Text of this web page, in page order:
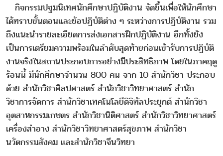
กิจกรรมปฐมนิเทศนักศึกษาปฏิบัติงาน จัดขึ้นเพื่อให้นักศึกษา
ได้ทราบขั้นตอนและข้อปฏิบัติต่าง ๆ ระหว่างการปฏิบัติงาน รวม
ถึงแนะนำรายละเอียดการส่งเอกสารฝึกปฏิบัติงาน อีกทั้งยัง
เป็นการเตรียมความพร้อมในลำดับสุดท้ายก่อนเข้ารับการปฏิบัติ
งานจริงในสถานประกอบการอย่างมีประสิทธิภาพ โดยในภาคฤดู
ร้อนนี้ มีนักศึกษาจำนวน 800 คน จาก 10 สำนักวิชา ประกอบ
ด้วย สำนักวิชาศิลปศาสตร์ สำนักวิชาวิทยาศาสตร์ สำนัก
วิชาการจัดการ สำนักวิชาเทคโนโลยีดิจิทัลประยุกต์ สำนักวิชา
อุตสาหกรรมเกษตร สำนักวิชานิติศาสตร์ สำนักวิชาวิทยาศาสตร์
เครื่องสำอาง สำนักวิชาวิทยาศาสตร์สุขภาพ สำนักวิชา
นวัตกรรมสังคม และสำนักวิชาจีนวิทยา